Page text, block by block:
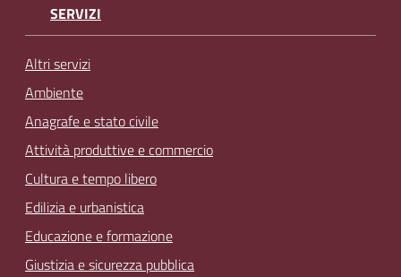
SERVIZI
Altri servizi
Ambiente
Anagrafe e stato civile
Attività produttive e commercio
Cultura e tempo libero
Edilizia e urbanistica
Educazione e formazione
Giustizia e sicurezza pubblica